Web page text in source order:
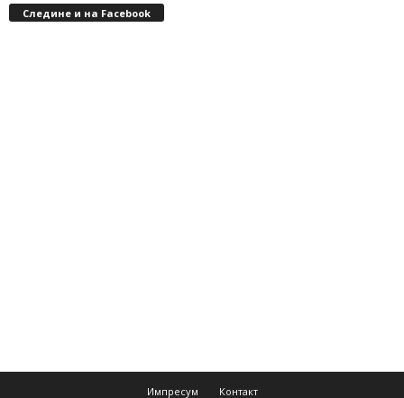
Следине и на Facebook
Импресум Контакт